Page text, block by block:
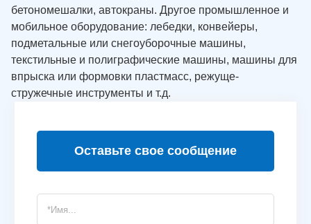
бетономешалки, автокраны. Другое промышленное и
мобильное оборудование: лебедки, конвейеры,
подметальные или снегоуборочные машины,
текстильные и полиграфические машины, машины для
впрыска или формовки пластмасс, режуще-
стружечные инструменты и т.д.
Оставьте свое сообщение